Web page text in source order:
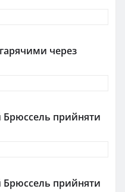
через
Брюссель прийняти
Брюссель прийняти